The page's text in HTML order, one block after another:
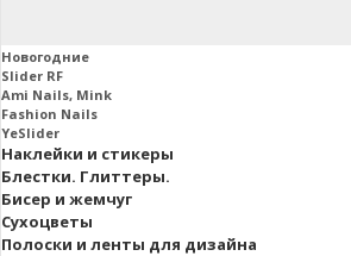
Новогодние
Slider RF
Ami Nails, Mink
Fashion Nails
YeSlider
Наклейки и стикеры
Блестки. Глиттеры.
Бисер и жемчуг
Сухоцветы
Полоски и ленты для дизайна